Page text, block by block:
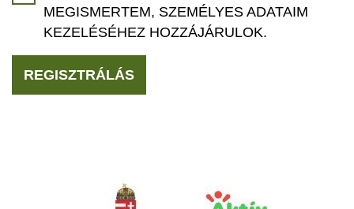
MEGISMERTEM, SZEMÉLYES ADATAIM
KEZELÉSÉHEZ HOZZÁJÁRULOK.
REGISZTRÁLÁS